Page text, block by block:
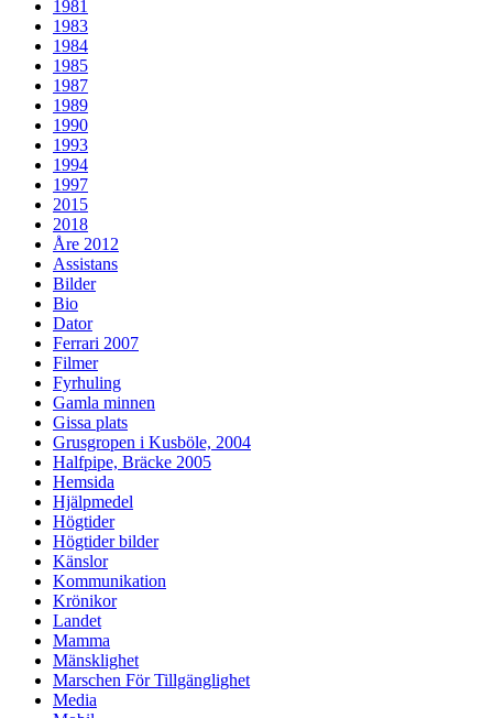
1981
1983
1984
1985
1987
1989
1990
1993
1994
1997
2015
2018
Åre 2012
Assistans
Bilder
Bio
Dator
Ferrari 2007
Filmer
Fyrhuling
Gamla minnen
Gissa plats
Grusgropen i Kusböle, 2004
Halfpipe, Bräcke 2005
Hemsida
Hjälpmedel
Högtider
Högtider bilder
Känslor
Kommunikation
Krönikor
Landet
Mamma
Mänsklighet
Marschen För Tillgänglighet
Media